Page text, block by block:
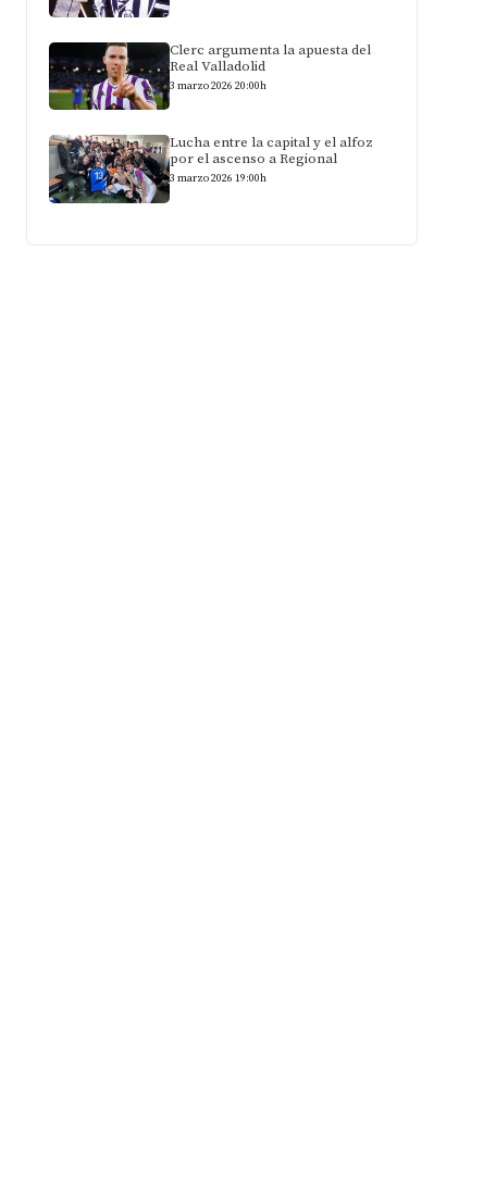
Clerc argumenta la apuesta del
Real Valladolid
3 marzo 2026 20:00h
Lucha entre la capital y el alfoz
por el ascenso a Regional
3 marzo 2026 19:00h